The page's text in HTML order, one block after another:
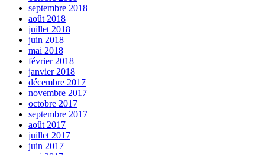
septembre 2018
août 2018
juillet 2018
juin 2018
mai 2018
février 2018
janvier 2018
décembre 2017
novembre 2017
octobre 2017
septembre 2017
août 2017
juillet 2017
juin 2017